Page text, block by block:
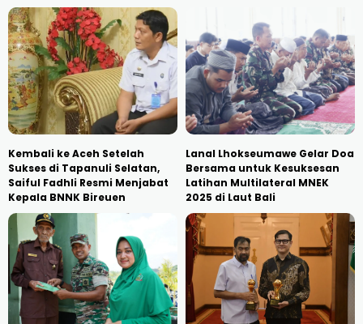
Kembali ke Aceh Setelah
Sukses di Tapanuli Selatan,
Saiful Fadhli Resmi Menjabat
Kepala BNNK Bireuen
Lanal Lhokseumawe Gelar Doa
Bersama untuk Kesuksesan
Latihan Multilateral MNEK
2025 di Laut Bali